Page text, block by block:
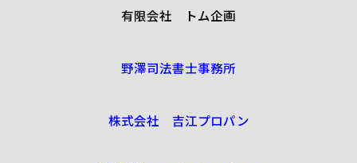
有限会社 トム企画
野澤司法書士事務所
株式会社 吉江プロパン